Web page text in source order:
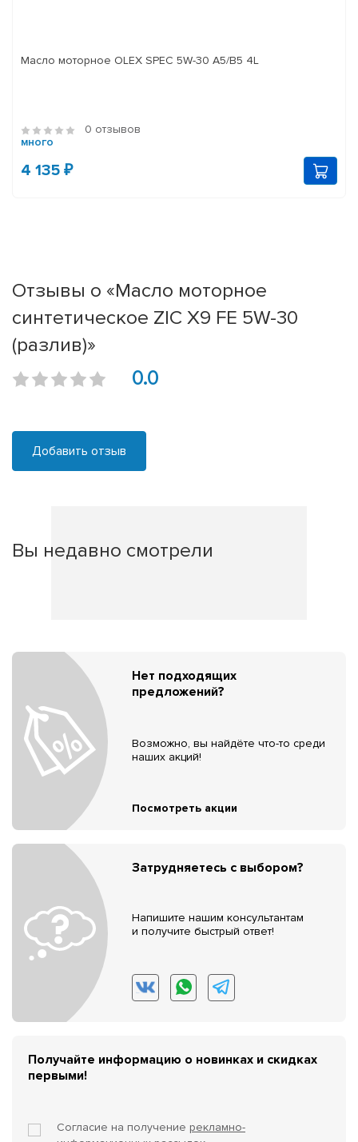
Масло моторное OLEX SPEC 5W-30 A5/B5 4L
0 отзывов
много
4 135 ₽
Отзывы о «Масло моторное
синтетическое ZIC X9 FE 5W-30
(разлив)»
0.0
Добавить отзыв
Вы недавно смотрели
Нет подходящих
предложений?
Возможно, вы найдёте что-то среди
наших акций!
Посмотреть акции
Затрудняетесь с выбором?
Напишите нашим консультантам
и получите быстрый ответ!
Получайте информацию о новинках и скидках
первыми!
Согласие на получение рекламно-